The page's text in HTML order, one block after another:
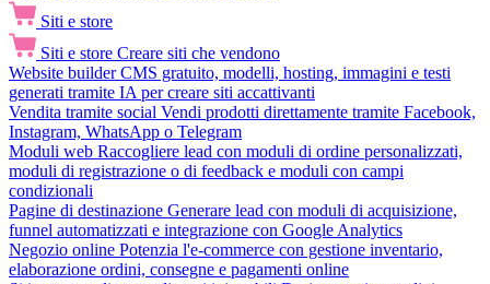
Siti e store
Siti e store Creare siti che vendono
Website builder CMS gratuito, modelli, hosting, immagini e testi
generati tramite IA per creare siti accattivanti
Vendita tramite social Vendi prodotti direttamente tramite Facebook,
Instagram, WhatsApp o Telegram
Moduli web Raccogliere lead con moduli di ordine personalizzati,
moduli di registrazione o di feedback e moduli con campi
condizionali
Pagine di destinazione Generare lead con moduli di acquisizione,
funnel automatizzati e integrazione con Google Analytics
Negozio online Potenzia l'e-commerce con gestione inventario,
elaborazione ordini, consegne e pagamenti online